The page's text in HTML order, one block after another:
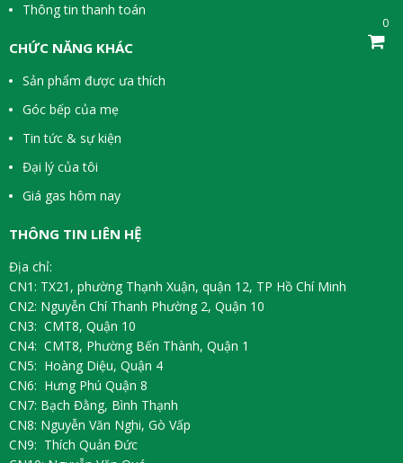
0
Thông tin thanh toán
CHỨC NĂNG KHÁC
Sản phẩm được ưa thích
Góc bếp của mẹ
Tin tức & sự kiện
Đại lý của tôi
Giá gas hôm nay
THÔNG TIN LIÊN HỆ
Địa chỉ:
CN1: TX21, phường Thạnh Xuận, quận 12, TP Hồ Chí Minh
CN2: Nguyễn Chí Thanh Phường 2, Quận 10
CN3: CMT8, Quận 10
CN4: CMT8, Phường Bến Thành, Quận 1
CN5: Hoàng Diệu, Quận 4
CN6: Hưng Phú Quận 8
CN7: Bạch Đằng, Bình Thạnh
CN8: Nguyễn Văn Nghi, Gò Vấp
CN9: Thích Quản Đức